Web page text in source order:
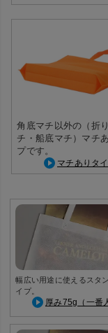
角底マチ以外の（折
チ・船底マチ）マチ
プです。
マチありタ
幅広い用途に使えるスタ
イプ。
厚み75g（一番